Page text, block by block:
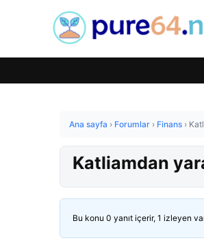
Ana sayfa › Forumlar › Finans ›
Katliamdan
Bu konu 0 yanıt içerir, 1 izleyen